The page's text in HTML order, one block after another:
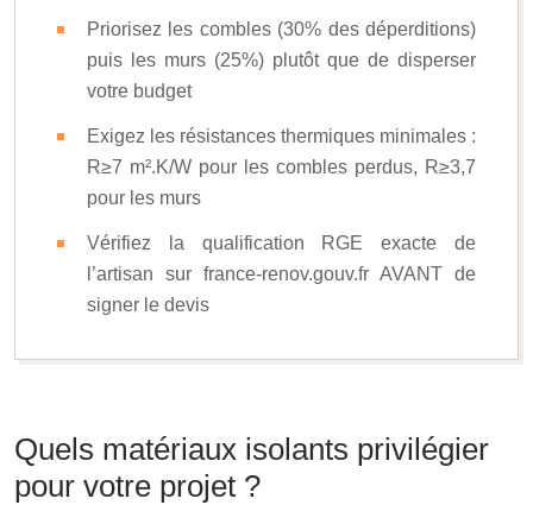
Priorisez les combles (30% des déperditions)
puis les murs (25%) plutôt que de disperser
votre budget
Exigez les résistances thermiques minimales :
R≥7 m².K/W pour les combles perdus, R≥3,7
pour les murs
Vérifiez la qualification RGE exacte de
l’artisan sur france-renov.gouv.fr AVANT de
signer le devis
Quels matériaux isolants privilégier
pour votre projet ?